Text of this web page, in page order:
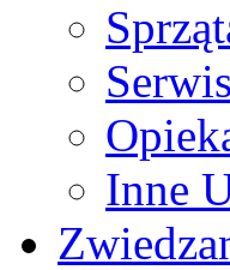
Serwis
Inne